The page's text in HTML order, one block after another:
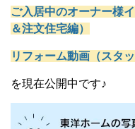
ご入居中のオーナー様
＆注文住宅編）
リフォーム動画（スタッ
を現在公開中です♪